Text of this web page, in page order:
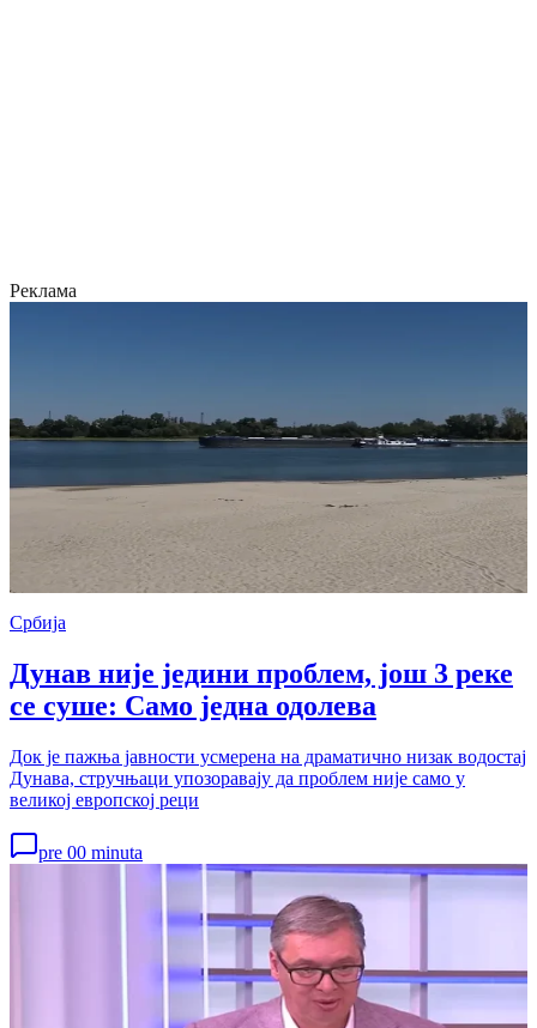
Реклама
Србија
Дунав није једини проблем, још 3 реке
се суше: Само једна одолева
Док је пажња јавности усмерена на драматично низак водостај
Дунава, стручњаци упозоравају да проблем није само у
великој европској реци
pre 00 minuta